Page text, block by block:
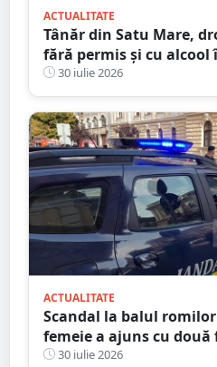
ACTUALITATE
Tânăr din Satu Mare,
fără permis și cu alcool
un accident grav.
spital
30 iulie 2026
ACTUALITATE
Scandal la balul
femeie a ajuns cu două
interpus într-o bătaie
30 iulie 2026